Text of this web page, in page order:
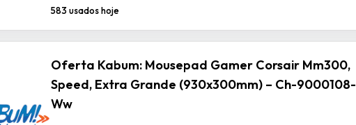
583 usados hoje
Oferta Kabum: Mousepad Gamer Corsair Mm300,
Speed, Extra Grande (930x300mm) – Ch-9000108-
Ww